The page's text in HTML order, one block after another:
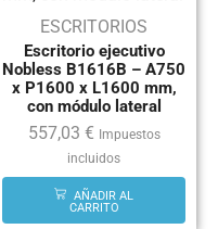
ESCRITORIOS
Escritorio ejecutivo
Nobless B1616B – A750
x P1600 x L1600 mm,
con módulo lateral
557,03 € Impuestos
incluidos
AÑADIR AL
CARRITO